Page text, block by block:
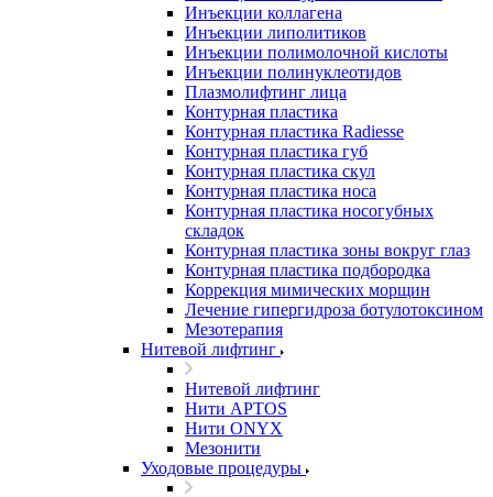
Инъекции коллагена
Инъекции липолитиков
Инъекции полимолочной кислоты
Инъекции полинуклеотидов
Плазмолифтинг лица
Контурная пластика
Контурная пластика Radiesse
Контурная пластика губ
Контурная пластика скул
Контурная пластика носа
Контурная пластика носогубных
складок
Контурная пластика зоны вокруг глаз
Контурная пластика подбородка
Коррекция мимических морщин
Лечение гипергидроза ботулотоксином
Мезотерапия
Нитевой лифтинг
Нитевой лифтинг
Нити APTOS
Нити ONYX
Мезонити
Уходовые процедуры